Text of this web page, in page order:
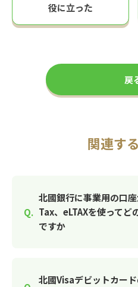
役に立った
戻
関連す
北國銀行に事業用の口
Tax、eLTAXを使ってど
ですか
北國Visaデビットカー